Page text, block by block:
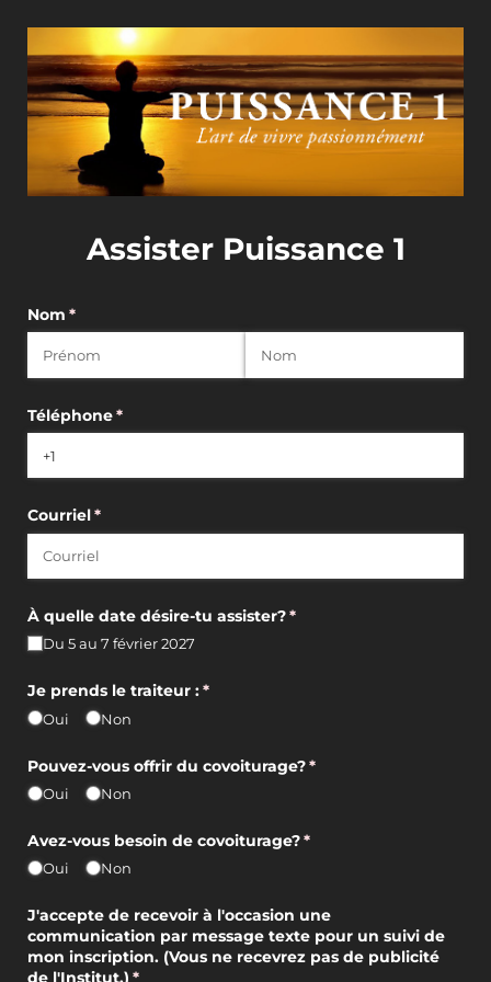
Assister Puissance 1
Nom *
(requis)
Téléphone*
(requis)
Courriel*
(requis)
À quelle date désire-tu assister?*
(requis)
Du 5 au 7 février 2027
Je prends le traiteur :*
(requis)
Oui Non
Pouvez-vous offrir du covoiturage?*
(requis)
Oui Non
Avez-vous besoin de covoiturage?*
(requis)
Oui Non
J'accepte de recevoir à l'occasion une
communication par message texte pour un suivi de
mon inscription. (Vous ne recevrez pas de publicité
de l'Institut.) *
(requis)